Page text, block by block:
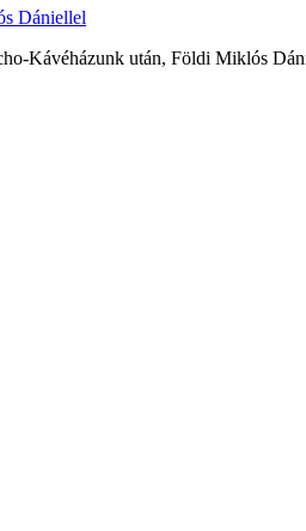
Dániellel
Kávéházunk után, Földi Miklós